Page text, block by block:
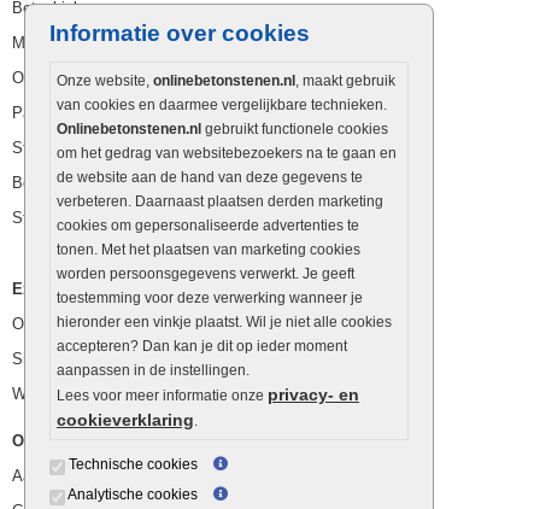
Informatie over cookies
Onze website, onlinebetonstenen.nl , maakt gebruik
van cookies en daarmee vergelijkbare technieken.
Onlinebetonstenen.nl gebruikt functionele cookies
om het gedrag van websitebezoekers na te gaan en
de website aan de hand van deze gegevens te
verbeteren. Daarnaast plaatsen derden marketing
cookies om gepersonaliseerde advertenties te
tonen. Met het plaatsen van marketing cookies
worden persoonsgegevens verwerkt. Je geeft
toestemming voor deze verwerking wanneer je
hieronder een vinkje plaatst. Wil je niet alle cookies
accepteren? Dan kan je dit op ieder moment
aanpassen in de instellingen.
Lees voor meer informatie onze privacy- en
cookieverklaring.
Technische cookies
Analytische cookies
Betonbielzen
Muurstenen
Opsluitbanden
Palissaden
Stapelblokken
Betonblokken
Stapelstenen
Extra benodigdheden
Ophoogzand
Siergrind en siersplit
Waterafvoer
Overig
Aanbiedingen